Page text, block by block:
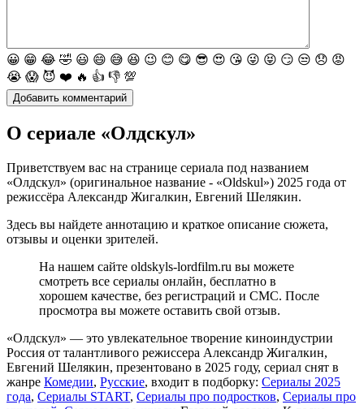
😀 😁 😂 🤣 😃 😄 😅 😆 😉 😊 😋 😎 😍 😘 😜 😝 😏 😒 😞 😡
😭 😱 😈 ❤️ 🔥 👍 👎 💯
О сериале «Олдскул»
Приветствуем вас на странице сериала под названием
«Олдскул» (оригинальное название - «Oldskul») 2025 года от
режиссёра Александр Жигалкин, Евгений Шелякин.
Здесь вы найдете аннотацию и краткое описание сюжета,
отзывы и оценки зрителей.
На нашем сайте oldskyls-lordfilm.ru вы можете
смотреть все сериалы онлайн, бесплатно в
хорошем качестве, без регистраций и СМС. После
просмотра вы можете оставить свой отзыв.
«Олдскул» — это увлекательное творение киноиндустрии
Россия от талантливого режиссера Александр Жигалкин,
Евгений Шелякин, презентовано в 2025 году, сериал снят в
жанре Комедии, Русские, входит в подборку: Сериалы 2025
года, Сериалы START, Сериалы про подростков, Сериалы про